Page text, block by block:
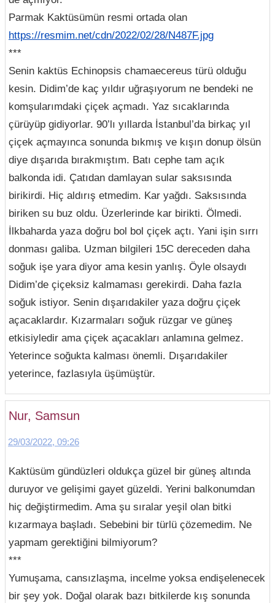
Parmak Kaktüsümün resmi ortada olan
https://resmim.net/cdn/2022/02/28/N487F.jpg
***
Senin kaktüs Echinopsis chamaecereus türü olduğu
kesin. Didim’de kaç yıldır uğraşıyorum ne bendeki ne
komşularımdaki çiçek açmadı. Yaz sıcaklarında
çürüyüp gidiyorlar. 90’lı yıllarda İstanbul’da birkaç yıl
çiçek açmayınca sonunda bıkmış ve kışın donup ölsün
diye dışarıda bırakmıştım. Batı cephe tam açık
balkonda idi. Çatıdan damlayan sular saksısında
birikirdi. Hiç aldırış etmedim. Kar yağdı. Saksısında
biriken su buz oldu. Üzerlerinde kar birikti. Ölmedi.
İlkbaharda yaza doğru bol bol çiçek açtı. Yani işin sırrı
donması galiba. Uzman bilgileri 15C dereceden daha
soğuk işe yara diyor ama kesin yanlış. Öyle olsaydı
Didim’de çiçeksiz kalmaması gerekirdi. Daha fazla
soğuk istiyor. Senin dışarıdakiler yaza doğru çiçek
açacaklardır. Kızarmaları soğuk rüzgar ve güneş
etkisiyledir ama çiçek açacakları anlamına gelmez.
Yeterince soğukta kalması önemli. Dışarıdakiler
yeterince, fazlasıyla üşümüştür.
Nur, Samsun
29/03/2022, 09:26
Kaktüsüm gündüzleri oldukça güzel bir güneş altında
duruyor ve gelişimi gayet güzeldi. Yerini balkonumdan
hiç değiştirmedim. Ama şu sıralar yeşil olan bitki
kızarmaya başladı. Sebebini bir türlü çözemedim. Ne
yapmam gerektiğini bilmiyorum?
***
Yumuşama, cansızlaşma, incelme yoksa endişelenecek
bir şey yok. Doğal olarak bazı bitkilerde kış sonunda